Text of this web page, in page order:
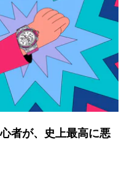
者が、史上最高に悪